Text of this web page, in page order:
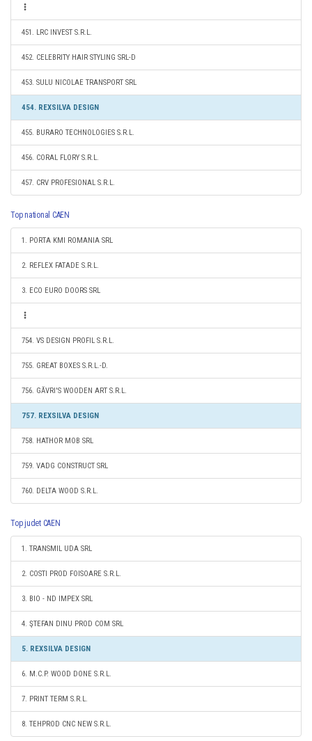
451. LRC INVEST S.R.L.
452. CELEBRITY HAIR STYLING SRL-D
453. SULU NICOLAE TRANSPORT SRL
454. REXSILVA DESIGN
455. BURARO TECHNOLOGIES S.R.L.
456. CORAL FLORY S.R.L.
457. CRV PROFESIONAL S.R.L.
Top national CAEN
1. PORTA KMI ROMANIA SRL
2. REFLEX FATADE S.R.L.
3. ECO EURO DOORS SRL
754. VS DESIGN PROFIL S.R.L.
755. GREAT BOXES S.R.L.-D.
756. GĂVRI'S WOODEN ART S.R.L.
757. REXSILVA DESIGN
758. HATHOR MOB SRL
759. VADG CONSTRUCT SRL
760. DELTA WOOD S.R.L.
Top judet CAEN
1. TRANSMIL UDA SRL
2. COSTI PROD FOISOARE S.R.L.
3. BIO - ND IMPEX SRL
4. ŞTEFAN DINU PROD COM SRL
5. REXSILVA DESIGN
6. M.C.P. WOOD DONE S.R.L.
7. PRINT TERM S.R.L.
8. TEHPROD CNC NEW S.R.L.